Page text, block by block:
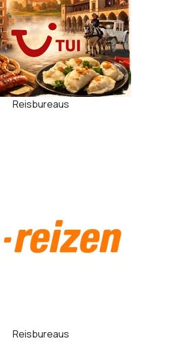
Reisbureaus
Reisbureaus